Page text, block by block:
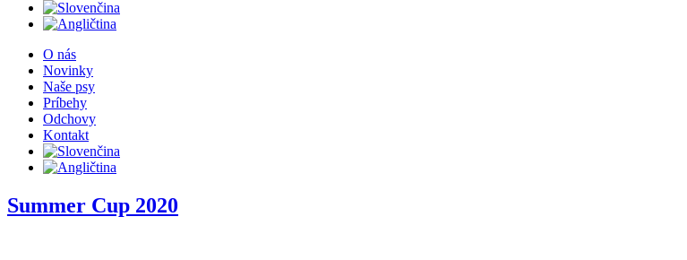
O nás
Novinky
Naše psy
Príbehy
Odchovy
Kontakt
Summer Cup 2020